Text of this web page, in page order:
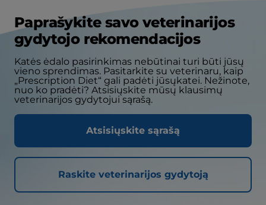
Paprašykite savo veterinarijos
gydytojo rekomendacijos
Katės ėdalo pasirinkimas nebūtinai turi būti jūsų
vieno sprendimas. Pasitarkite su veterinaru, kaip
„Prescription Diet“ gali padėti jūsųkatei. Nežinote,
nuo ko pradėti? Atsisiųskite mūsų klausimų
veterinarijos gydytojui sąrašą.
Atsisiųskite sąrašą
Raskite veterinarijos gydytoją